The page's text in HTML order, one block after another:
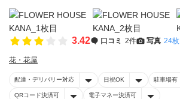
3.42 口コミ 2件 写真 24枚
花・花屋
配達・デリバリー対応 日祝OK 駐車場有
QRコード決済可 電子マネー決済可